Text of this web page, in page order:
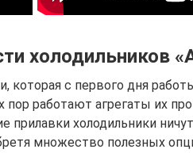
холодильников
которая с первого дня
пор работают агрегаты их
прилавки холодильники
множество полезных